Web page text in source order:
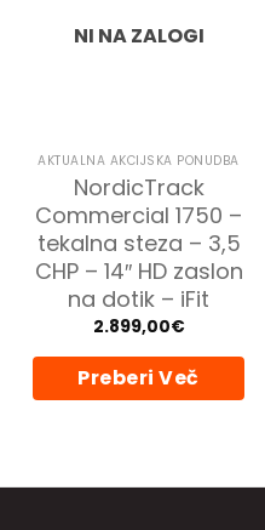
NI NA ZALOGI
AKTUALNA AKCIJSKA PONUDBA
NordicTrack
Commercial 1750 –
tekalna steza – 3,5
CHP – 14″ HD zaslon
na dotik – iFit
2.899,00€
Preberi Več